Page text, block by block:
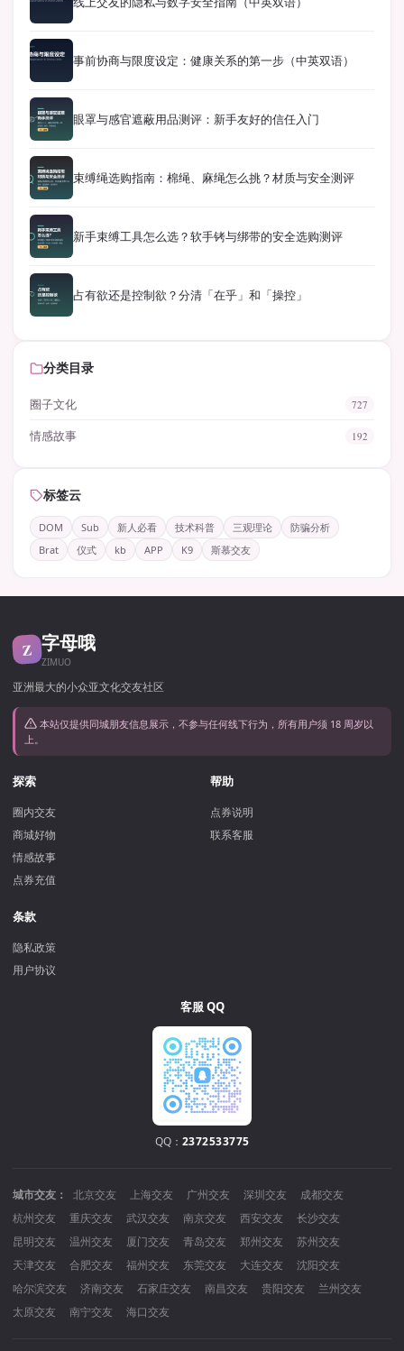
事前协商与限度设定：健康关系的第一步（中英双语）
眼罩与感官遮蔽用品测评：新手友好的信任入门
束缚绳选购指南：棉绳、麻绳怎么挑？材质与安全测评
新手束缚工具怎么选？软手铐与绑带的安全选购测评
占有欲还是控制欲？分清「在乎」和「操控」
分类目录
圈子文化 727
情感故事 192
标签云
DOM Sub 新人必看 技术科普 三观理论
防骗分析
Brat
仪式 kb APP K9 斯慕交友
Z 字母哦
ZIMUO
亚洲最大的小众亚文化交友社区
本站仅提供同城朋友信息展示，不参与任何线下行为，所有用户须 18 周岁以
上。
探索
圈内交友
商城好物
情感故事
点券充值
帮助
点券说明
联系客服
条款
隐私政策
用户协议
客服 QQ
QQ： 2372533775
城市交友： 北京交友 上海交友 广州交友 深圳交友
成都交友
杭州交友
重庆交友 武汉交友 南京交友 西安交友
长沙交友
昆明交友
温州交友 厦门交友 青岛交友 郑州交友
苏州交友
天津交友
合肥交友 福州交友 东莞交友 大连交友
沈阳交友
哈尔滨交友
济南交友 石家庄交友 南昌交友 贵阳交友
兰州交友
太原交友
南宁交友 海口交友